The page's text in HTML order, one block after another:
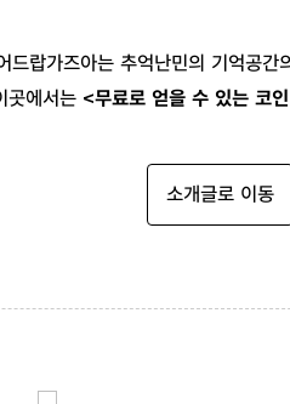
드랍가즈아는 추억난민의 기억공간
곳에서는 <무료로 얻을 수 있는 코
소개글로 이동